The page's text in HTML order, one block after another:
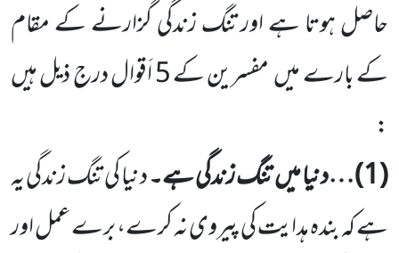
حاصل ہوتا ہے اور تنگ زندگی گزارنے کے مقام
کے بارے میںمفسرین کے5اَقوال درج ذیل ہیں
:
(
1)…دنیا میںتنگ زندگی ہے۔دنیا کی تنگ زندگی یہ
ہے کہ بندہ ہدایت کی پیروی نہ کرے، برے عمل اور